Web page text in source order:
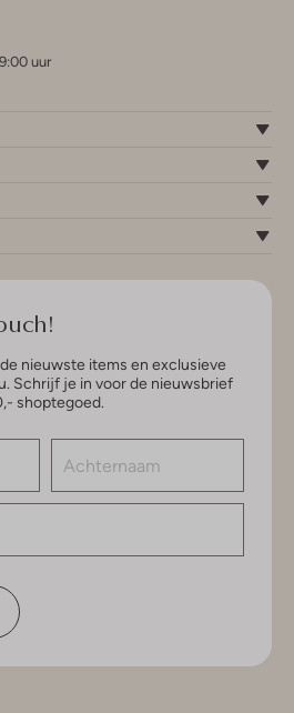
uur
nieuwste items en exclusieve
Schrijf je in voor de nieuwsbrief
shoptegoed.